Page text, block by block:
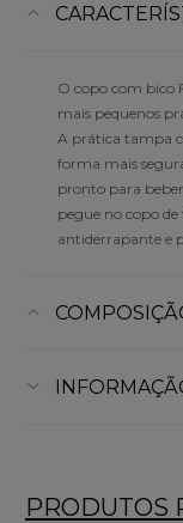
O copo com bico
mais pequenos
A prática tampa
forma mais
pronto para
pegue no copo
antiderrapante e
PRODUTOS